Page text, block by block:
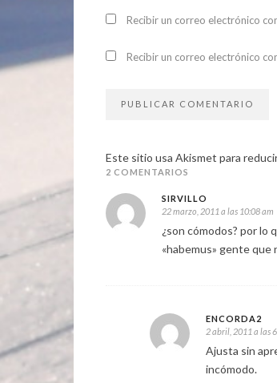
Recibir un correo electrónico
Recibir un correo electrónico
Este sitio usa Akismet para
2 COMENTARIOS
SIRVILLO
22 marzo, 2011 a las 10:08 am
¿son cómodos? por lo
«habemus» gente que
ENCORDA2
2 abril, 2011 a las
Ajusta sin
incómodo.